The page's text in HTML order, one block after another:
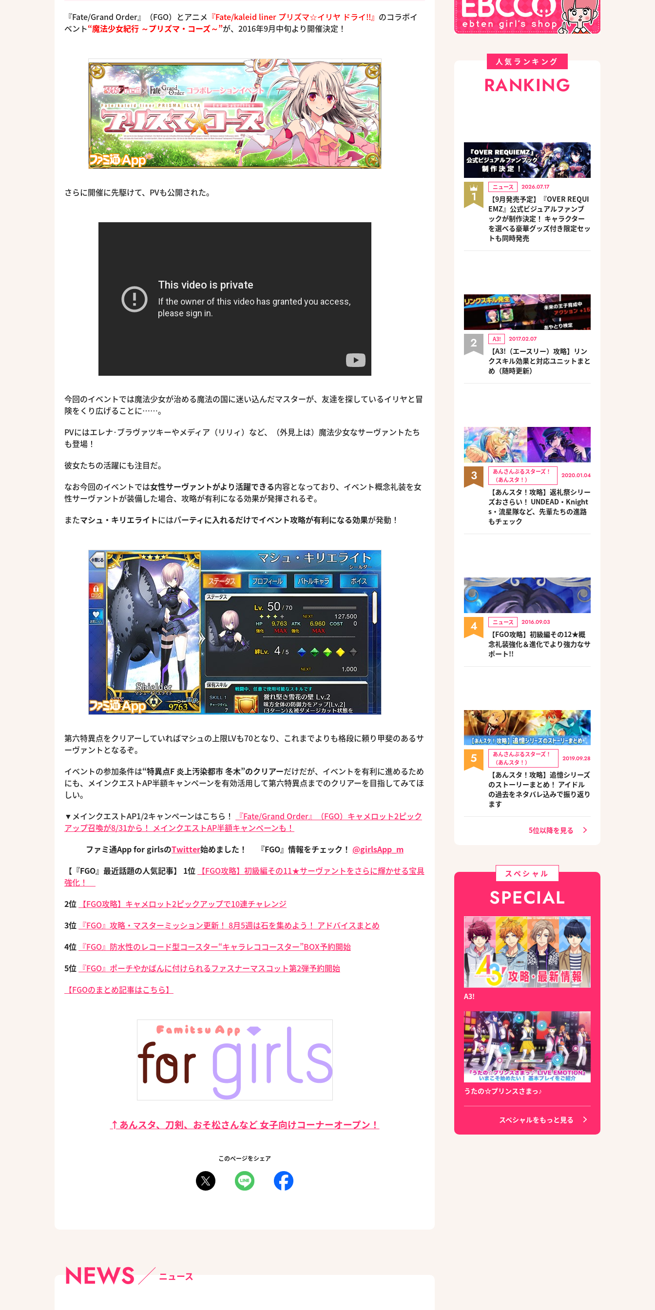
『Fate/Grand Order』（FGO）とアニメ 『Fate/kaleid liner プリズマ☆イリヤ ドライ!!』 のコラボイ
ベント“魔法少女紀行 ～プリズマ・コーズ～”が、2016年9月中旬より開催決定！
さらに開催に先駆けて、PVも公開された。
今回のイベントでは魔法少女が治める魔法の国に迷い込んだマスターが、友達を探しているイリヤと冒
険をくり広げることに……。
PVにはエレナ･ブラヴァツキーやメディア（リリィ）など、（外見上は）魔法少女なサーヴァントたち
も登場！
彼女たちの活躍にも注目だ。
なお今回のイベントでは女性サーヴァントがより活躍できる内容となっており、イベント概念礼装を女
性サーヴァントが装備した場合、攻略が有利になる効果が発揮されるぞ。
またマシュ・キリエライトにはパーティに入れるだけでイベント攻略が有利になる効果が発動！
第六特異点をクリアーしていればマシュの上限LVも70となり、これまでよりも格段に頼り甲斐のあるサ
ーヴァントとなるぞ。
イベントの参加条件は“特異点F 炎上汚染都市 冬木”のクリアーだけだが、イベントを有利に進めるため
にも、メインクエストAP半額キャンペーンを有効活用して第六特異点までのクリアーを目指してみてほ
しい。
▼メインクエストAP1/2キャンペーンはこちら！
『Fate/Grand Order』（FGO）キャメロット2ピック
アップ召喚が8/31から！ メインクエストAP半額キャンペーンも！
ファミ通App for girlsのTwitter始めました！ 『FGO』情報をチェック！ @girlsApp_m
【『FGO』最近話題の人気記事】
1位 【FGO攻略】初級編その11★サーヴァントをさらに輝かせる宝具
強化！
2位 【FGO攻略】キャメロット2ピックアップで10連チャレンジ
3位 『FGO』攻略・マスターミッション更新！ 8月5週は石を集めよう！ アドバイスまとめ
4位 『FGO』防水性のレコード型コースター“キャラレココースター”BOX予約開始
5位 『FGO』ポーチやかばんに付けられるファスナーマスコット第2弾予約開始
【FGOのまとめ記事はこちら】
↑あんスタ、刀剣、おそ松さんなど 女子向けコーナーオープン！
このページをシェア
NEWS ニュース
人気ランキング
RANKING
1
ニュース 2026.07.17
【9月発売予定】『OVER REQUI
EMZ』公式ビジュアルファンブ
ックが制作決定！ キャラクター
を選べる豪華グッズ付き限定セッ
トも同時発売
2 A3! 2017.02.07
【A3!（エースリー）攻略】リン
クスキル効果と対応ユニットまと
め（随時更新）
3
あんさんぶるスターズ！
（あんスタ！）
2020.01.04
【あんスタ！攻略】返礼祭シリー
ズおさらい！ UNDEAD・Knight
s・流星隊など、先輩たちの進路
もチェック
4 ニュース 2016.09.03
【FGO攻略】初級編その12★概
念礼装強化＆進化でより強力なサ
ポート!!
5
あんさんぶるスターズ！
（あんスタ！）
2019.09.28
【あんスタ！攻略】追憶シリーズ
のストーリーまとめ！ アイドル
の過去をネタバレ込みで振り返り
ます
5位以降を見る
スペシャル
SPECIAL
A3!
うたの☆プリンスさまっ♪
スペシャルをもっと見る